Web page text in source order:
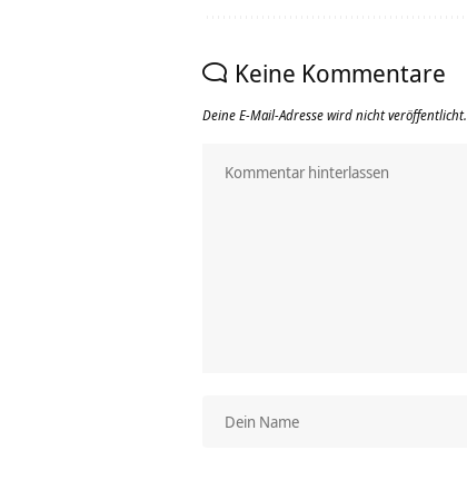
Keine Kommentare
Deine E-Mail-Adresse wird nicht veröffentlicht.